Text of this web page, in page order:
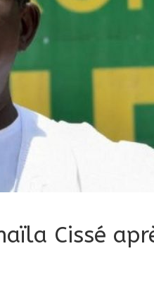
Cissé